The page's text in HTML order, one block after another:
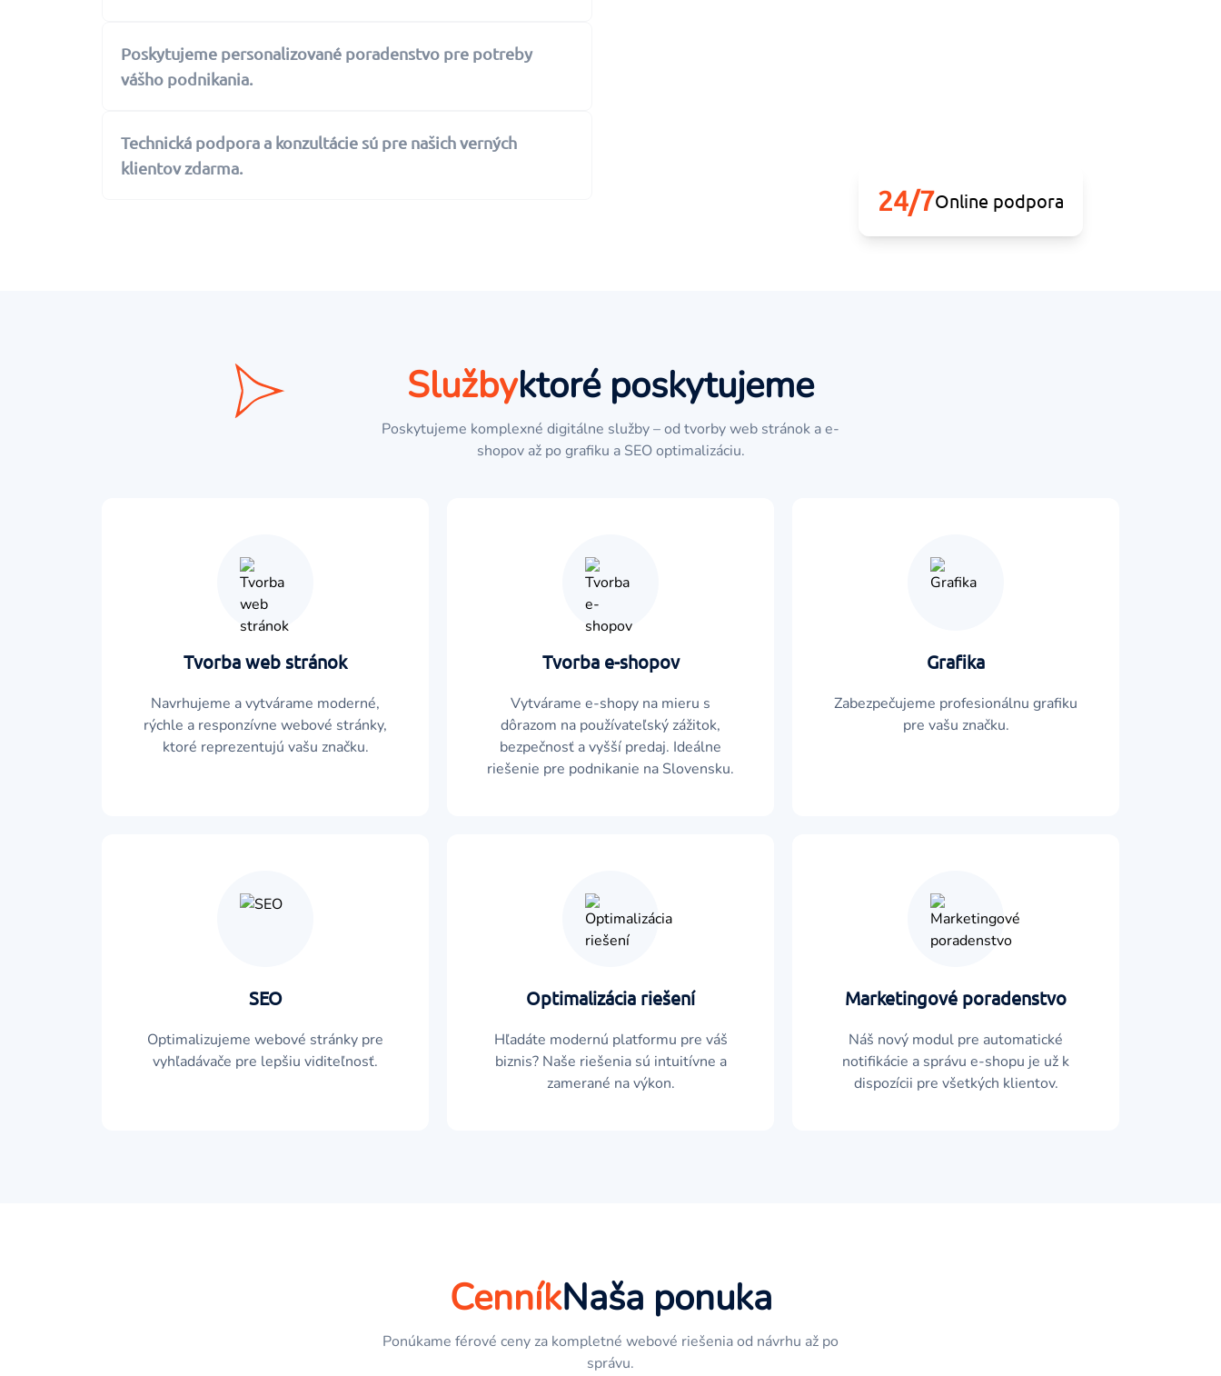
Poskytujeme personalizované poradenstvo pre potreby
vášho podnikania.
Technická podpora a konzultácie sú pre našich verných
klientov zdarma.
24/7Online podpora
Službyktoré poskytujeme
Poskytujeme komplexné digitálne služby – od tvorby web stránok a e-
shopov až po grafiku a SEO optimalizáciu.
Tvorba web stránok
Navrhujeme a vytvárame moderné,
rýchle a responzívne webové stránky,
ktoré reprezentujú vašu značku.
Tvorba e-shopov
Vytvárame e-shopy na mieru s
dôrazom na používateľský zážitok,
bezpečnosť a vyšší predaj. Ideálne
riešenie pre podnikanie na Slovensku.
Grafika
Zabezpečujeme profesionálnu grafiku
pre vašu značku.
SEO
Optimalizujeme webové stránky pre
vyhľadávače pre lepšiu viditeľnosť.
Optimalizácia riešení
Hľadáte modernú platformu pre váš
biznis? Naše riešenia sú intuitívne a
zamerané na výkon.
Marketingové poradenstvo
Náš nový modul pre automatické
notifikácie a správu e-shopu je už k
dispozícii pre všetkých klientov.
CenníkNaša ponuka
Ponúkame férové ceny za kompletné webové riešenia od návrhu až po
správu.